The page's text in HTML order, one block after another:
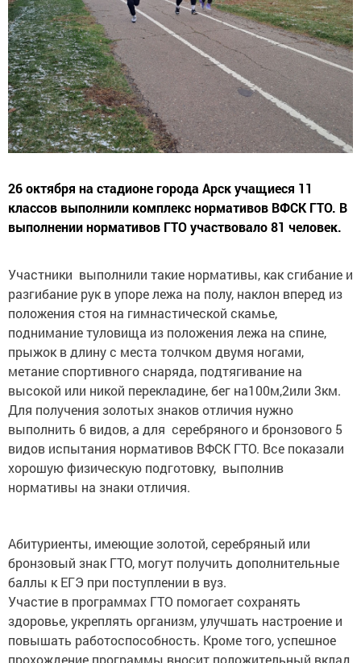
26 октября на стадионе города Арск учащиеся 11
классов выполнили комплекс нормативов ВФСК ГТО. В
выполнении нормативов ГТО участвовало 81 человек.
Участники выполнили такие нормативы, как сгибание и
разгибание рук в упоре лежа на полу, наклон вперед из
положения стоя на гимнастической скамье,
поднимание туловища из положения лежа на спине,
прыжок в длину с места толчком двумя ногами,
метание спортивного снаряда, подтягивание на
высокой или никой перекладине, бег на100м,2или 3км.
Для получения золотых знаков отличия нужно
выполнить 6 видов, а для серебряного и бронзового 5
видов испытания нормативов ВФСК ГТО. Все показали
хорошую физическую подготовку, выполнив
нормативы на знаки отличия.
Абитуриенты, имеющие золотой, серебряный или
бронзовый знак ГТО, могут получить дополнительные
баллы к ЕГЭ при поступлении в вуз.
Участие в программах ГТО помогает сохранять
здоровье, укреплять организм, улучшать настроение и
повышать работоспособность. Кроме того, успешное
прохождение программы вносит положительный вклад